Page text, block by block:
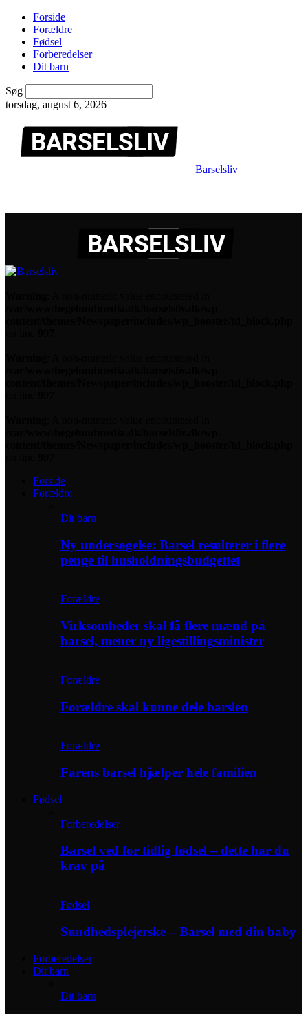
Forside
Forældre
Fødsel
Forberedelser
Dit barn
Søg
torsdag, august 6, 2026
Barselsliv
Forside
Forældre
Dit barn
Ny undersøgelse: Barsel resulterer i flere
penge til husholdningsbudgettet
Forældre
Virksomheder skal få flere mænd på
barsel, mener ny ligestillingsminister
Forældre
Forældre skal kunne dele barslen
Forældre
Farens barsel hjælper hele familien
Fødsel
Forberedelser
Barsel ved for tidlig fødsel – dette har du
krav på
Fødsel
Sundhedsplejerske – Barsel med din baby
Forberedelser
Dit barn
Dit barn